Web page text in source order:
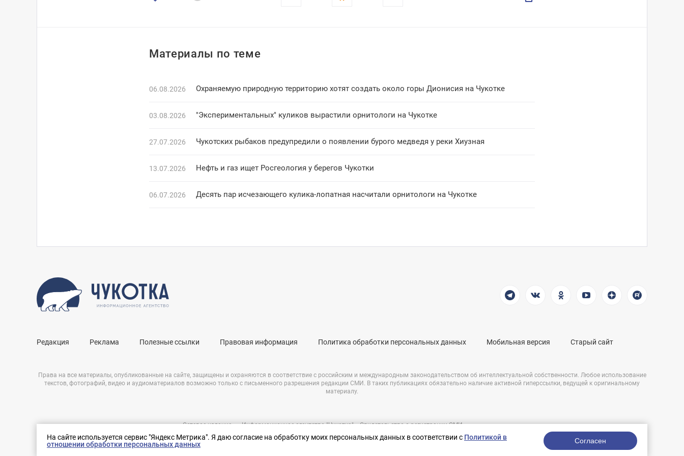
На сайте используется сервис "Яндекс Метрика". Я даю согласие на обработку моих персональных данных в соответствии с Политикой в
отношении обработки персональных данных
Согласен
Материалы по теме
06.08.2026 Охраняемую природную территорию хотят создать около горы Дионисия на Чукотке
03.08.2026 "Экспериментальных" куликов вырастили орнитологи на Чукотке
27.07.2026 Чукотских рыбаков предупредили о появлении бурого медведя у реки Хиузная
13.07.2026 Нефть и газ ищет Росгеология у берегов Чукотки
06.07.2026 Десять пар исчезающего кулика-лопатная насчитали орнитологи на Чукотке
Редакция Реклама Полезные ссылки Правовая информация Политика обработки персональных данных Мобильная версия Старый сайт
Права на все материалы, опубликованные на сайте, защищены и охраняются в соответствие с российским и международным законодательством об интеллектуальной собственности. Любое использование
текстов, фотографий, видео и аудиоматериалов возможно только с письменного разрешения редакции СМИ. В таких публикациях обязательно наличие активной гиперссылки, ведущей к оригинальному
материалу.
Выделите ее и нажмите Ctrl+Enter
Сетевое издание – «Информационное агентство "Чукотка"». Свидетельство о регистрации СМИ
ЭЛ № ФС 77 – 69723 от 05.05.2017 г. Выдано Федеральной службой по надзору в сфере связи,
информационных технологий и массовых коммуникаций.
nologostudio.ru.